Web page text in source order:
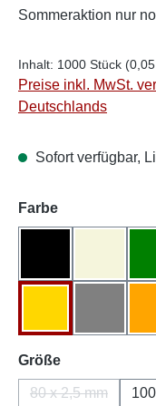
Sommeraktion nur
Inhalt: 1000 Stück
Preise inkl. MwSt.
Deutschlands
Sofort verfügbar,
Farbeauswählen
Größeauswählen
80 x 2,5 mm